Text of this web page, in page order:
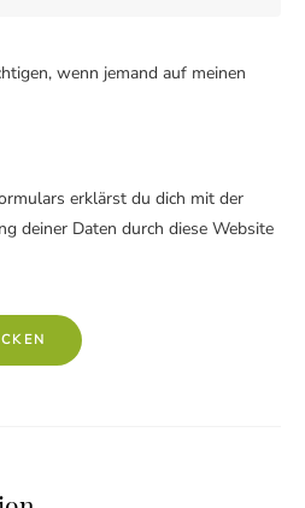
wenn jemand auf meinen
erklärst du dich mit der
deiner Daten durch diese Website